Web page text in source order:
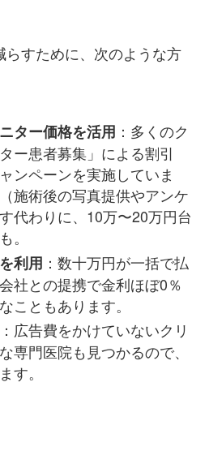
すために、次のような方
ター価格を活用 ：多くのク
ー患者募集」による割引
ンペーンを実施していま
施術後の写真提供やアンケ
代わりに、10万〜20万円台
。
利用 ：数十万円が一括で払
社との提携で金利ほぼ0％
こともあります。
：広告費をかけていないクリ
専門医院も見つかるので、
す。